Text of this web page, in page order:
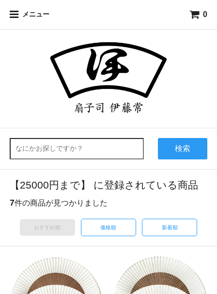
メニュー 0
検索
【25000円まで】 に登録されている商品
7件の商品が見つかりました
おすすめ順 価格順 新着順